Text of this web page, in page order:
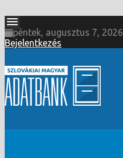
péntek, augusztus 7, 2026
Bejelentkezés